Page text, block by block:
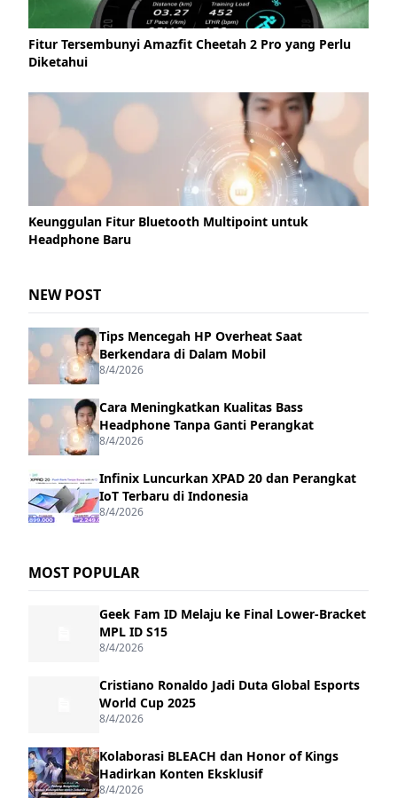
Fitur Tersembunyi Amazfit Cheetah 2 Pro yang Perlu
Diketahui
Keunggulan Fitur Bluetooth Multipoint untuk
Headphone Baru
NEW POST
Tips Mencegah HP Overheat Saat
Berkendara di Dalam Mobil
8/4/2026
Cara Meningkatkan Kualitas Bass
Headphone Tanpa Ganti Perangkat
8/4/2026
Infinix Luncurkan XPAD 20 dan Perangkat
IoT Terbaru di Indonesia
8/4/2026
MOST POPULAR
Geek Fam ID Melaju ke Final Lower-Bracket
MPL ID S15
8/4/2026
Cristiano Ronaldo Jadi Duta Global Esports
World Cup 2025
8/4/2026
Kolaborasi BLEACH dan Honor of Kings
Hadirkan Konten Eksklusif
8/4/2026